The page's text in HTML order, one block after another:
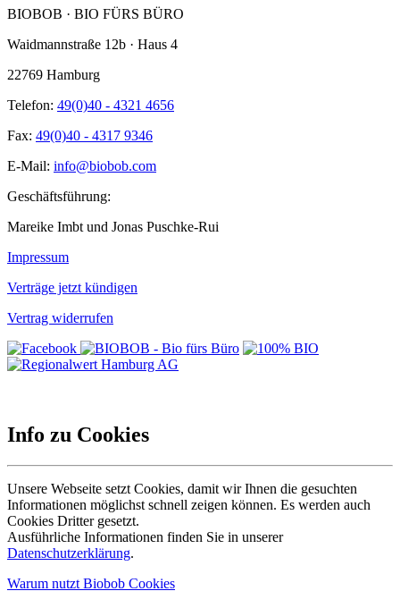
BIOBOB · BIO FÜRS BÜRO
Waidmannstraße 12b · Haus 4
22769 Hamburg
Telefon: 49(0)40 - 4321 4656
Fax: 49(0)40 - 4317 9346
E-Mail: info@biobob.com
Geschäftsführung:
Mareike Imbt und Jonas Puschke-Rui
Impressum
Verträge jetzt kündigen
Vertrag widerrufen
Info zu Cookies
Unsere Webseite setzt Cookies, damit wir Ihnen die gesuchten
Informationen möglichst schnell zeigen können. Es werden auch
Cookies Dritter gesetzt.
Ausführliche Informationen finden Sie in unserer
Datenschutzerklärung.
Warum nutzt Biobob Cookies